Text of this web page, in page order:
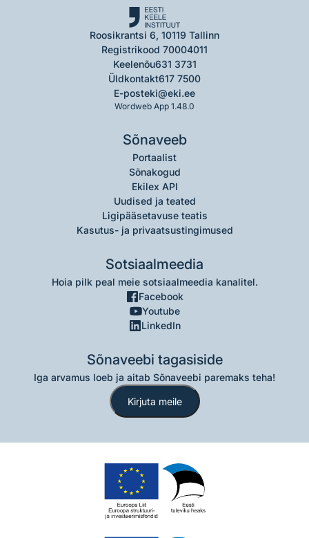
Roosikrantsi 6, 10119 Tallinn
Registrikood 70004011
Keelenõu631 3731
Üldkontakt617 7500
E-posteki@eki.ee
Wordweb App 1.48.0
Sõnaveeb
Portaalist
Sõnakogud
Ekilex API
Uudised ja teated
Ligipääsetavuse teatis
Kasutus- ja privaatsustingimused
Sotsiaalmeedia
Hoia pilk peal meie sotsiaalmeedia kanalitel.
Facebook
Youtube
LinkedIn
Sõnaveebi tagasiside
Iga arvamus loeb ja aitab Sõnaveebi paremaks teha!
Kirjuta meile